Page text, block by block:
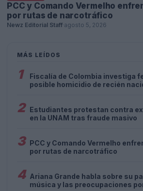
PCC y Comando Vermelho
por rutas de narcotráfico
Newz Editorial Staff agosto 5, 2026
MÁS LEÍDOS
1
Fiscalía de Colombia investiga
posible homicidio de recién
2 Estudiantes protestan contra
en la UNAM tras fraude masivo
3 PCC y Comando Vermelho
por rutas de narcotráfico
4 Ariana Grande habla sobre su
música y las preocupaciones